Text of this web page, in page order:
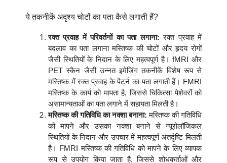
ये तकनीकें अदृश्य चोटों का पता कैसे लगाती हैं?
रक्त प्रवाह में परिवर्तनों का पता लगाना: रक्त प्रवाह में
बदलाव का पता लगाना मस्तिष्क की चोटों और हृदय रोगों
जैसी स्थितियों के निदान के लिए महत्वपूर्ण है। fMRI और
PET स्कैन जैसी उन्नत इमेजिंग तकनीकें विशेष रूप से
मस्तिष्क में रक्त प्रवाह के पैटर्न का पता लगाती हैं। FMRI
मस्तिष्क के कार्य को मापता है, जिससे चिकित्सा पेशेवरों को
असामान्यताओं का पता लगाने में सहायता मिलती है।
मस्तिष्क की गतिविधि का नक्शा बनाना: मस्तिष्क की गतिविधि
को मापने और उसका नक्शा बनाने से न्यूरोलॉजिकल
स्थितियों के निदान और उपचार में महत्वपूर्ण अंतर्दृष्टि मिलती
है। FMRI मस्तिष्क की गतिविधि को मापने के लिए व्यापक
रूप से उपयोग किया जाता है, जिससे शोधकर्ताओं और